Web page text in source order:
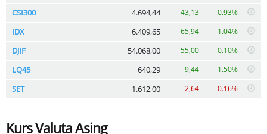
CSI300 4.694,44 43,13 0.93%
IDX 6.409,65 65,94 1.04%
DJIF 54.068,00 55,00 0.10%
LQ45 640,29 9,44 1.50%
SET 1.612,00 -2,64 -0.16%
Kurs Valuta Asing